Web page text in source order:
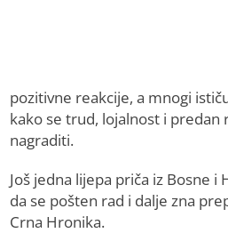
pozitivne reakcije, a mnogi
kako se trud, lojalnost i predan
nagraditi.
Još jedna lijepa priča iz Bosne i
da se pošten rad i dalje zna
Crna Hronika.